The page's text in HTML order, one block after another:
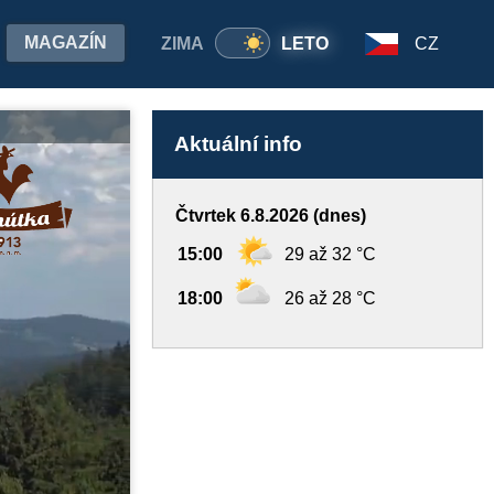
ZIMA LETO
MAGAZÍN CZ
Aktuální info
Čtvrtek 6.8.2026 (dnes)
15:00 29 až 32 °C
18:00 26 až 28 °C